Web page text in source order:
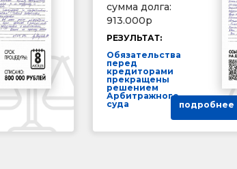
сумма долга:
913.000р
РЕЗУЛЬТАТ:
Обязательства
перед
кредиторами
прекращены
решением
Арбитражного
суда
подробнее